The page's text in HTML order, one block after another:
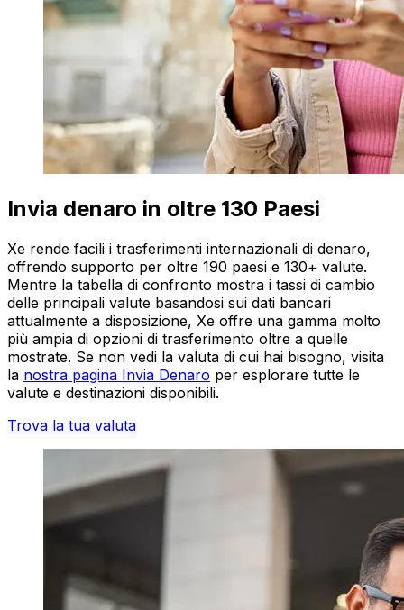
Invia denaro in oltre 130 Paesi
Xe rende facili i trasferimenti internazionali di denaro,
offrendo supporto per oltre 190 paesi e 130+ valute.
Mentre la tabella di confronto mostra i tassi di cambio
delle principali valute basandosi sui dati bancari
attualmente a disposizione, Xe offre una gamma molto
più ampia di opzioni di trasferimento oltre a quelle
mostrate. Se non vedi la valuta di cui hai bisogno, visita
la nostra pagina Invia Denaro per esplorare tutte le
valute e destinazioni disponibili.
Trova la tua valuta